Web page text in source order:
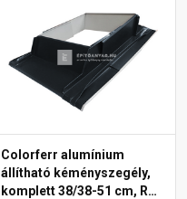
Colorferr alumínium
állítható kéményszegély,
komplett 38/38-51 cm, RAL